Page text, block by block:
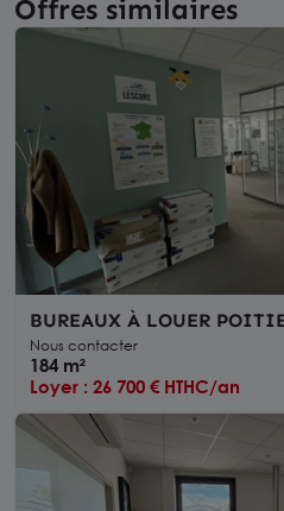
Offres similaires
BUREAUX À LOUER
DIVISIBLES –
ACCÈS PMR
Nous contacter
184 m²
Loyer : 26 700 € HTHC/an